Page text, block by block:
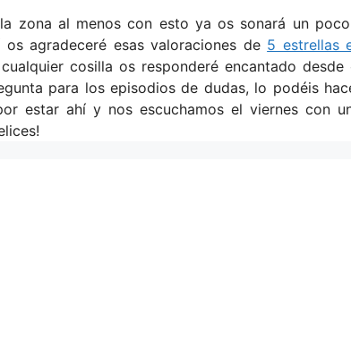
zona al menos con esto ya os sonará un
agradeceré esas valoraciones de 5 estrellas
cosilla os responderé encantado desde
para los episodios de dudas, lo podéis
estar ahí y nos escuchamos el viernes con